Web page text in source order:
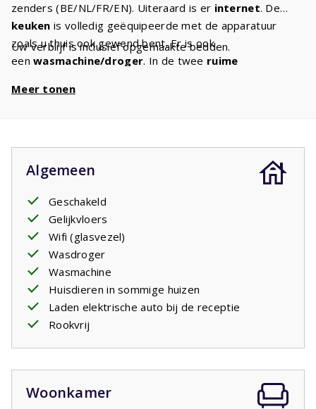
zenders (BE/NL/FR/EN). Uiteraard is er internet. De
keuken is volledig geëquipeerde met de apparatuur
zoals u thuis ook gewend bent. Er is ook
eenwasmachine/droger. In de twee ruime
eenpersoons
genieten. Ziet u het al voor zich: een glas wijn, de
barbecue aan, genieten van het Franse leven.
Uw verblijf is inclusief opgemaakte bedden.
Meer tonen
Algemeen
Geschakeld
Gelijkvloers
Wifi (glasvezel)
Wasdroger
Wasmachine
Huisdieren in sommige huizen
Laden elektrische auto bij de receptie
Rookvrij
Woonkamer